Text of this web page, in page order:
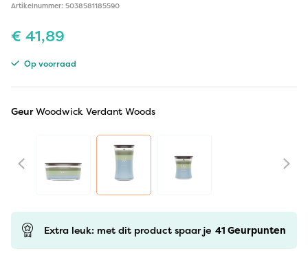
Artikelnummer: 5038581185590
€ 41,89
Op voorraad
GeurWoodwick Verdant Woods
Extra leuk: met dit product spaar je 41 Geurpunten